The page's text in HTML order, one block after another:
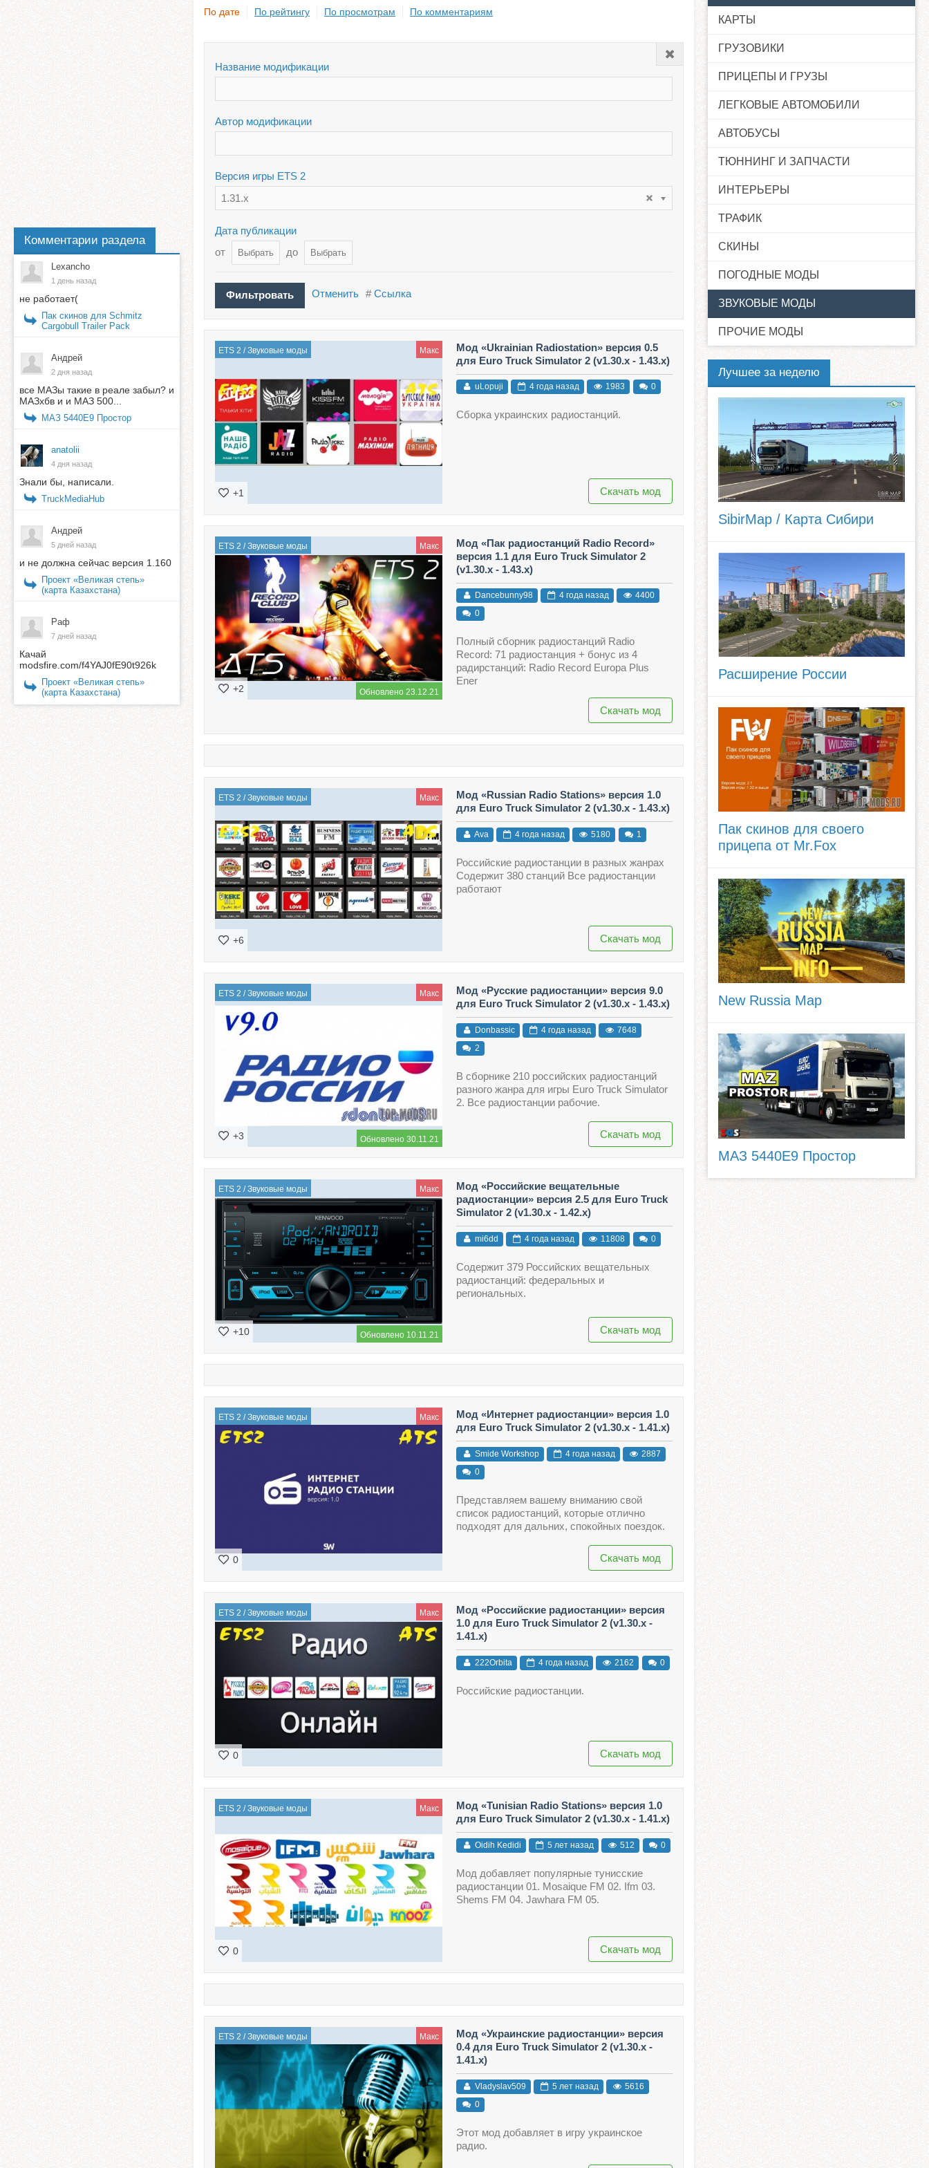
По дате По рейтингу По просмотрам По комментариям
Название модификации
Автор модификации
Версия игры ETS 2
1.31.x
Дата публикации
от
до
Отменить #Ссылка
ETS 2 /Звуковые моды Макс
+1
Мод «Ukrainian Radiostаtion» версия 0.5
для Euro Truck Simulator 2 (v1.30.x - 1.43.x)
uLopuji 4 года назад 1983 0
Сборка украинских радиостанций.
Скачать мод
ETS 2 /Звуковые моды Макс
Обновлено 23.12.21
+2
Мод «Пак радиостанций Radio Record»
версия 1.1 для Euro Truck Simulator 2
(v1.30.x - 1.43.x)
Dancebunny98 4 года назад
4400
0
Полный сборник радиостанций Radio
Record: 71 радиостанция + бонус из 4
радирстанций: Radio Record Europa Plus
Ener
Скачать мод
ETS 2 /Звуковые моды Макс
+6
Мод «Russian Radio Stations» версия 1.0
для Euro Truck Simulator 2 (v1.30.x - 1.43.x)
Ava 4 года назад 5180 1
Российские радиостанции в разных жанрах
Содержит 380 станций Все радиостанции
работают
Скачать мод
ETS 2 /Звуковые моды Макс
Обновлено 30.11.21
+3
Мод «Русские радиостанции» версия 9.0
для Euro Truck Simulator 2 (v1.30.x - 1.43.x)
Donbassic 4 года назад
7648
2
В сборнике 210 российских радиостанций
разного жанра для игры Euro Truck Simulator
2. Все радиостанции рабочие.
Скачать мод
ETS 2 /Звуковые моды Макс
Обновлено 10.11.21
+10
Мод «Российские вещательные
радиостанции» версия 2.5 для Euro Truck
Simulator 2 (v1.30.x - 1.42.x)
mi6dd 4 года назад 11808 0
Содержит 379 Российских вещательных
радиостанций: федеральных и
региональных.
Скачать мод
ETS 2 /Звуковые моды Макс
0
Мод «Интернет радиостанции» версия 1.0
для Euro Truck Simulator 2 (v1.30.x - 1.41.x)
Smide Workshop 4 года назад
2887
0
Представляем вашему вниманию свой
список радиостанций, которые отлично
подходят для дальних, спокойных поездок.
Скачать мод
ETS 2 /Звуковые моды Макс
0
Мод «Российские радиостанции» версия
1.0 для Euro Truck Simulator 2 (v1.30.x -
1.41.x)
222Orbita 4 года назад 2162 0
Российские радиостанции.
Скачать мод
ETS 2 /Звуковые моды Макс
0
Мод «Tunisian Radio Stations» версия 1.0
для Euro Truck Simulator 2 (v1.30.x - 1.41.x)
Oidih Kedidi 5 лет назад 512 0
Мод добавляет популярные тунисские
радиостанции 01. Mosaique FM 02. Ifm 03.
Shems FM 04. Jawhara FM 05.
Скачать мод
ETS 2 /Звуковые моды Макс
Мод «Украинские радиостанции» версия
0.4 для Euro Truck Simulator 2 (v1.30.x -
1.41.x)
Vladyslav509 5 лет назад
5616
0
Этот мод добавляет в игру украинское
радио.
Комментарии раздела
Lexancho
1 день назад
не работает(
Пак скинов для Schmitz
Cargobull Trailer Pack
Андрей
2 дня назад
все МАЗы такие в реале забыл? и
МАЗхбв и и МАЗ 500...
МАЗ 5440E9 Простор
anatolii
4 дня назад
Знали бы, написали.
TruckMediaHub
Андрей
5 дней назад
и не должна сейчас версия 1.160
Проект «Великая степь»
(карта Казахстана)
Раф
7 дней назад
Качай
modsfire.com/f4YAJ0fE90t926k
Проект «Великая степь»
(карта Казахстана)
КАРТЫ
ГРУЗОВИКИ
ПРИЦЕПЫ И ГРУЗЫ
ЛЕГКОВЫЕ АВТОМОБИЛИ
АВТОБУСЫ
ТЮННИНГ И ЗАПЧАСТИ
ИНТЕРЬЕРЫ
ТРАФИК
СКИНЫ
ПОГОДНЫЕ МОДЫ
ЗВУКОВЫЕ МОДЫ
ПРОЧИЕ МОДЫ
Лучшее за неделю
SibirMap / Карта Сибири
Расширение России
Пак скинов для своего
прицепа от Mr.Fox
New Russia Map
МАЗ 5440E9 Простор